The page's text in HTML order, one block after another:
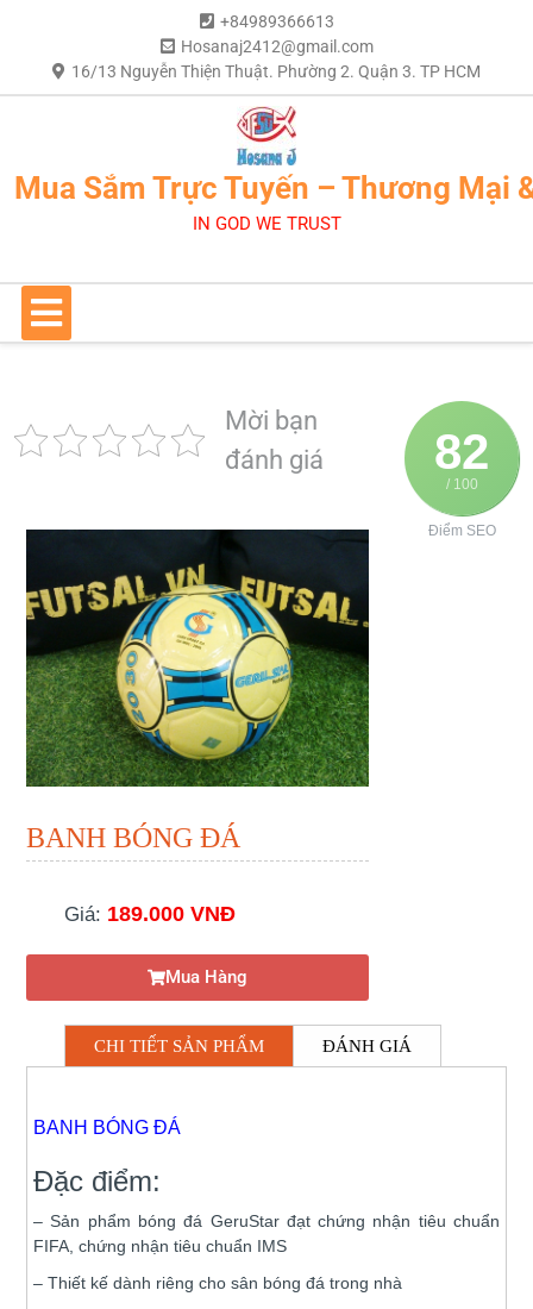
+84989366613
Hosanaj2412@gmail.com
16/13 Nguyễn Thiện Thuật. Phường 2. Quận 3. TP HCM
Mua Sắm Trực Tuyến – Thương Mại
IN GOD WE TRUST
82
/ 100
Điểm SEO
Mời bạn
đánh giá
BANH BÓNG ĐÁ
Giá: 189.000 VNĐ
Mua Hàng
CHI TIẾT SẢN PHẨM ĐÁNH GIÁ
BANH BÓNG ĐÁ
Đặc điểm:
– Sản phẩm bóng đá GeruStar đạt chứng nhận tiêu chuẩn
FIFA, chứng nhận tiêu chuẩn IMS
– Thiết kế dành riêng cho sân bóng đá trong nhà